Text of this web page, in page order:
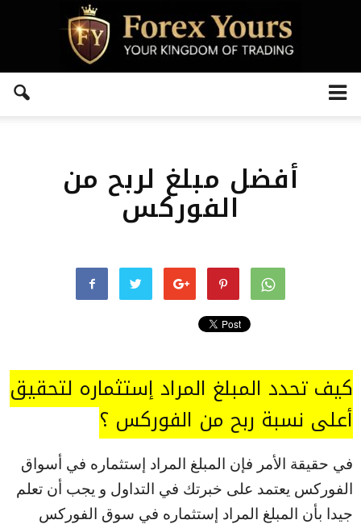
أفضل مبلغ لربح من
الفوركس
كيف تحدد المبلغ المراد إستثماره لتحقيق
أعلى نسبة ربح من الفوركس ؟
في حقيقة الأمر فإن المبلغ المراد إستثماره في أسواق
الفوركس يعتمد على خبرتك في التداول و يجب أن تعلم
جيدا بأن المبلغ المراد إستثماره في سوق الفوركس